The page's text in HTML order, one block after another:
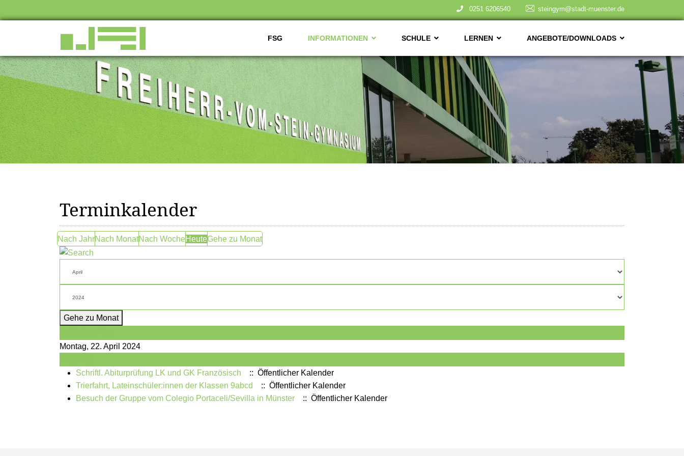
0251 6206540 steingym@stadt-muenster.de
FSG INFORMATIONEN SCHULE LERNEN ANGEBOTE/DOWNLOADS
Terminkalender
Nach JahrNach MonatNach WocheHeuteGehe zu Monat
Gehe zu Monat
Montag, 22. April 2024
Schriftl. Abiturprüfung LK und GK Französisch
:: Öffentlicher Kalender
Trierfahrt, Lateinschüler:innen der Klassen 9abcd
:: Öffentlicher Kalender
Besuch der Gruppe vom Colegio Portaceli/Sevilla in Münster
:: Öffentlicher Kalender